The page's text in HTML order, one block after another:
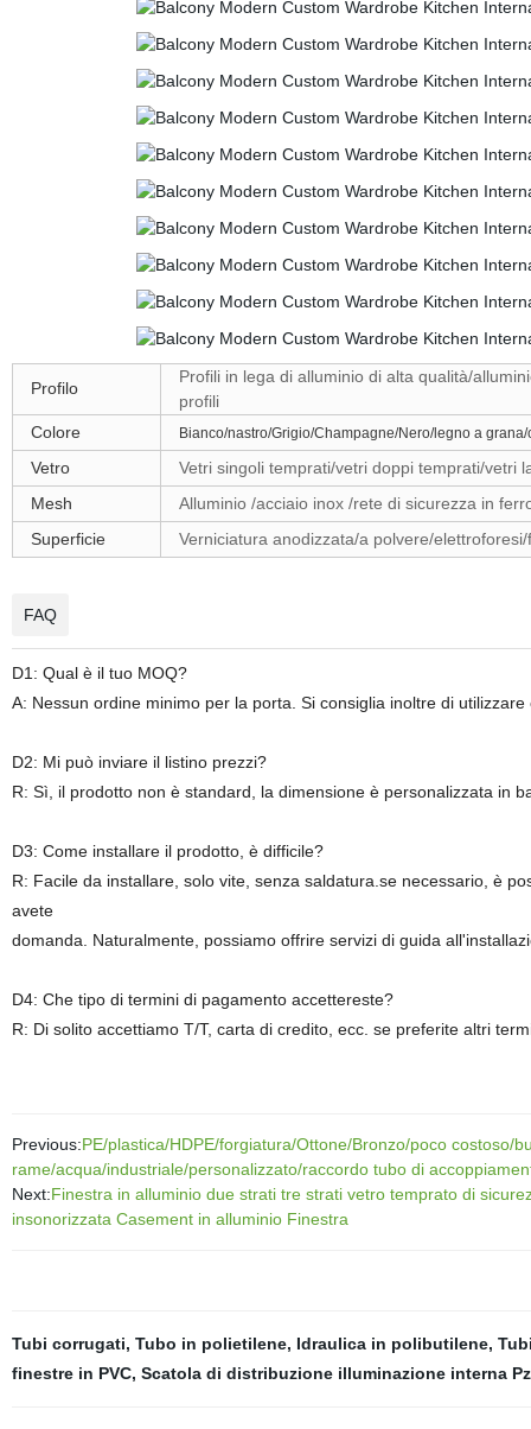
Profilo
Profili in lega di alluminio di alta qualità/
profili
Colore
Bianco/nastro/Grigio/Champagne/Nero/legno a
Vetro
Vetri singoli temprati/vetri doppi temprati/vetri
Mesh
Alluminio /acciaio inox /rete di sicurezza in
Superficie
Verniciatura anodizzata/a polvere/
FAQ
D1: Qual è il tuo MOQ?
A: Nessun ordine minimo per la porta. Si consiglia inoltre di
D2: Mi può inviare il listino prezzi?
R: Sì, il prodotto non è standard, la dimensione è personalizzata in
D3: Come installare il prodotto, è difficile?
R: Facile da installare, solo vite, senza saldatura.se necessario, è
avete
domanda. Naturalmente, possiamo offrire servizi di guida
D4: Che tipo di termini di pagamento accettereste?
R: Di solito accettiamo T/T, carta di credito, ecc. se preferite altri
Previous:PE/plastica/HDPE/forgiatura/Ottone/Bronzo/poco costoso/
rame/acqua/industriale/personalizzato/raccordo tubo di
Next:Finestra in alluminio due strati tre strati vetro temprato di
insonorizzata Casement in alluminio Finestra
Tubi corrugati, Tubo in polietilene, Idraulica in polibutilene,
finestre in PVC, Scatola di distribuzione illuminazione interna